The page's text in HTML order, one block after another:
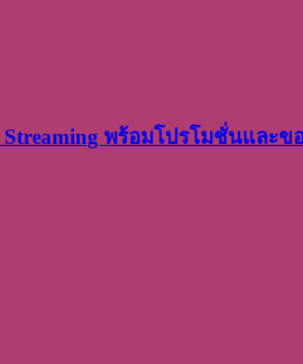
พร้อมโปรโมชั่นและข